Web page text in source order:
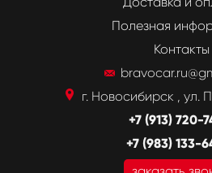
Полезная
Контакты
г. Новосибирск , ул.
+7 (913) 720-
+7 (983) 133-